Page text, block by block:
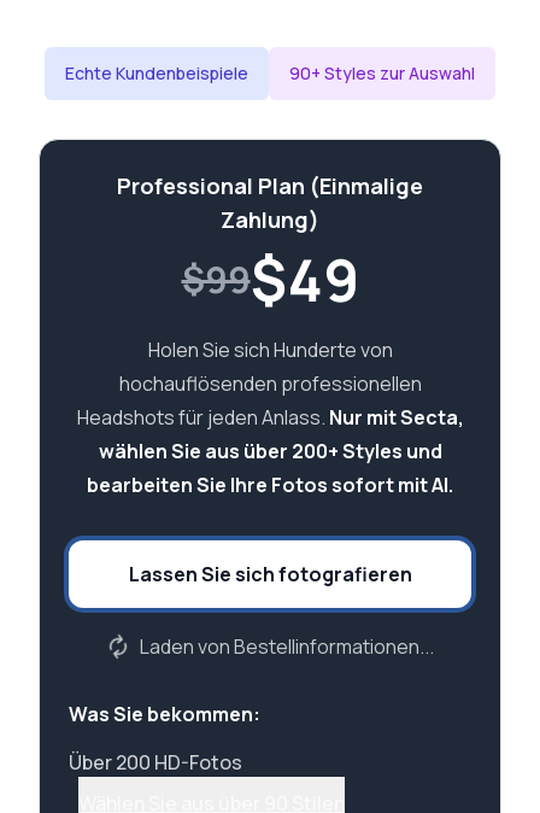
Echte Kundenbeispiele 90+ Styles zur Auswahl
Professional Plan (Einmalige
Zahlung)
$99$49
Holen Sie sich Hunderte von
hochauflösenden professionellen
Headshots für jeden Anlass. Nur mit Secta,
wählen Sie aus über 200+ Styles und
bearbeiten Sie Ihre Fotos sofort mit AI.
Lassen Sie sich fotografieren
Laden von Bestellinformationen...
Was Sie bekommen:
Über 200 HD-Fotos